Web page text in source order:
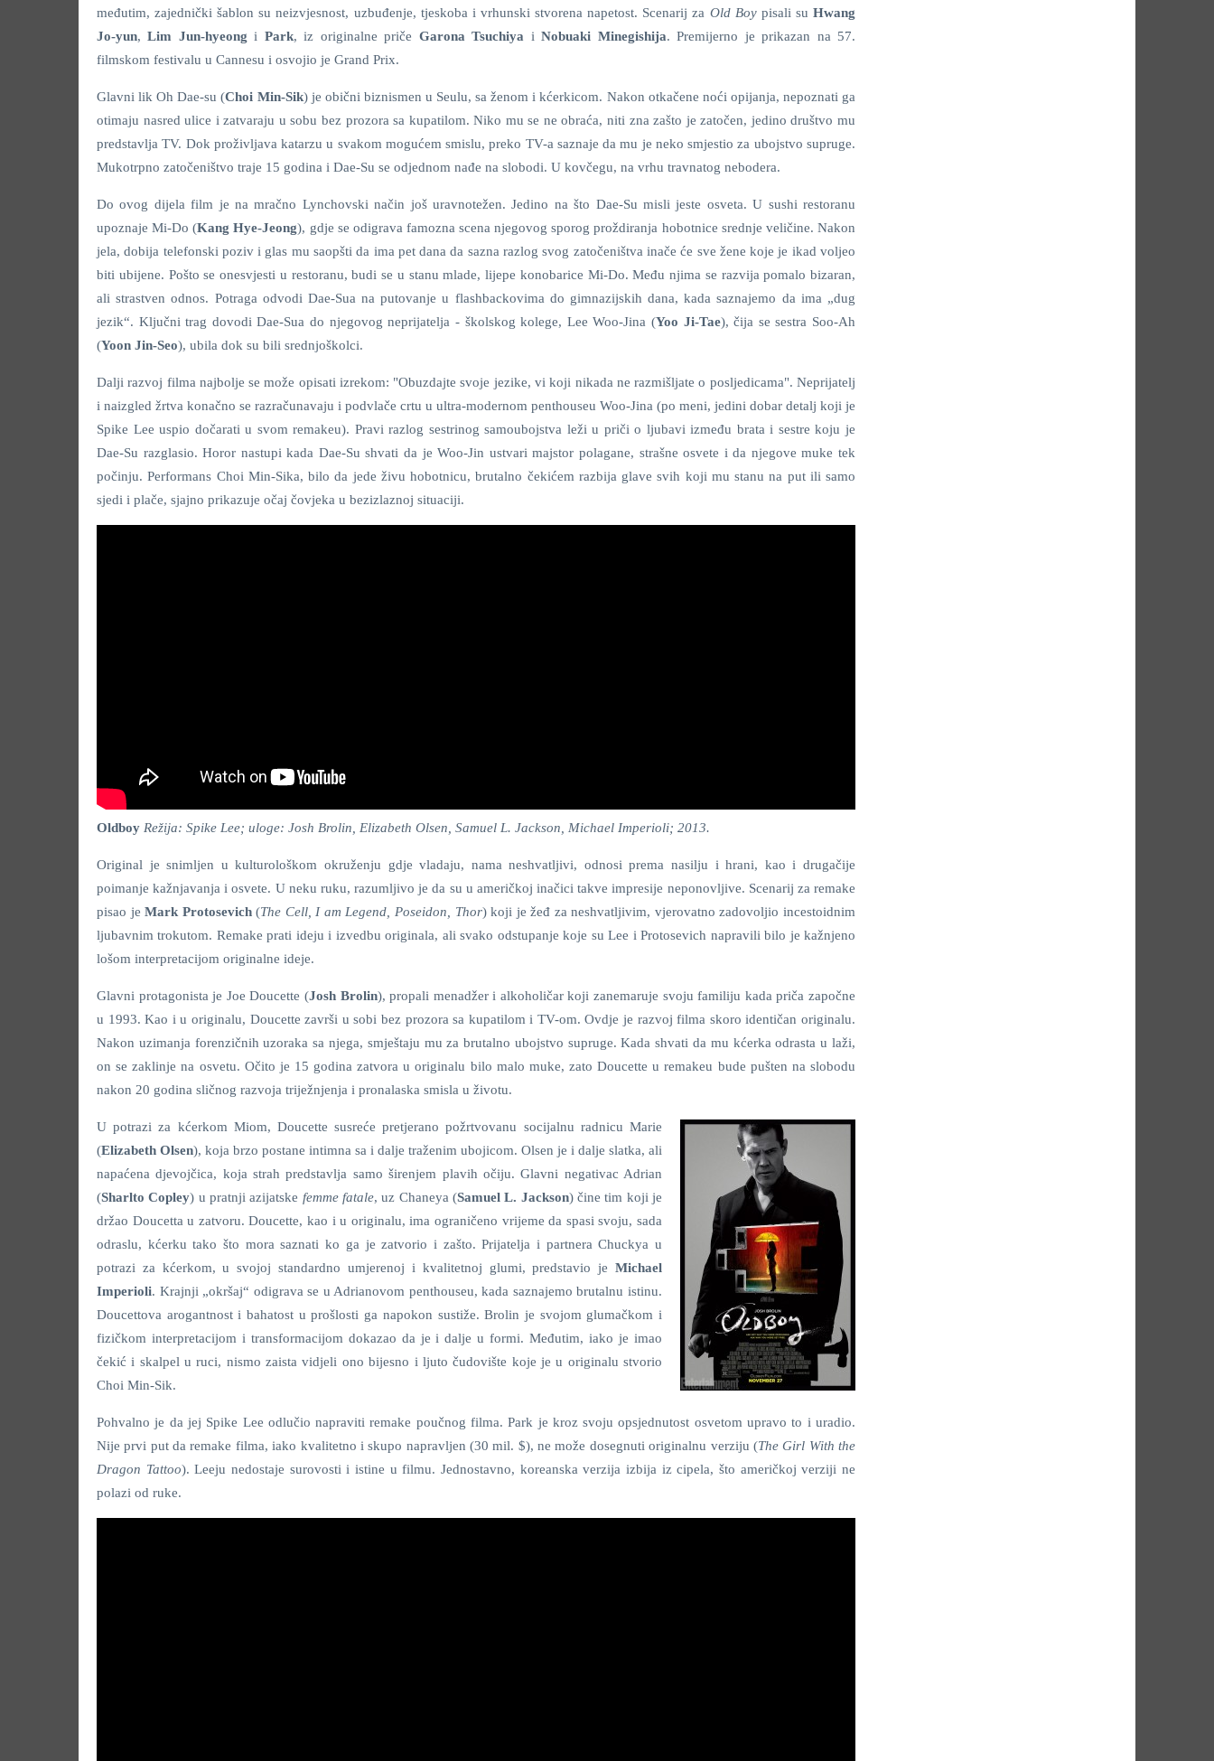
međutim, zajednički šablon su neizvjesnost, uzbuđenje, tjeskoba i vrhunski stvorena napetost. Scenarij za Old Boypisali suHwang
Jo-yun,Lim Jun-hyeong i Park, iz originalne priče Garona Tsuchiya iNobuaki Minegishija. Premijerno je prikazan na 57.
filmskom festivalu u Cannesu i osvojio je Grand Prix.
Glavni lik Oh Dae-su (Choi Min-Sik) je obični biznismen u Seulu, sa ženom i kćerkicom. Nakon otkačene noći opijanja, nepoznati ga
otimaju nasred ulice i zatvaraju u sobu bez prozora sa kupatilom. Niko mu se ne obraća, niti zna zašto je zatočen, jedino društvo mu
predstavlja TV. Dok proživljava katarzu u svakom mogućem smislu, preko TV-a saznaje da mu je neko smjestio za ubojstvo supruge.
Mukotrpno zatočeništvo traje 15 godina i Dae-Su se odjednom nađe na slobodi. U kovčegu, na vrhu travnatog nebodera.
Do ovog dijela film je na mračno Lynchovski način još uravnotežen. Jedino na što Dae-Su misli jeste osveta. U sushi restoranu
upoznaje Mi-Do (Kang Hye-Jeong), gdje se odigrava famozna scena njegovog sporog proždiranja hobotnice srednje veličine. Nakon
jela, dobija telefonski poziv i glas mu saopšti da ima pet dana da sazna razlog svog zatočeništva inače će sve žene koje je ikad voljeo
biti ubijene. Pošto se onesvjesti u restoranu, budi se u stanu mlade, lijepe konobarice Mi-Do. Među njima se razvija pomalo bizaran,
ali strastven odnos. Potraga odvodi Dae-Sua na putovanje u flashbackovima do gimnazijskih dana, kada saznajemo da ima „dug
jezik“. Ključni trag dovodi Dae-Sua do njegovog neprijatelja - školskog kolege, Lee Woo-Jina (Yoo Ji-Tae), čija se sestra Soo-Ah
(Yoon Jin-Seo), ubila dok su bili srednjoškolci.
Dalji razvoj filma najbolje se može opisati izrekom: "Obuzdajte svoje jezike, vi koji nikada ne razmišljate o posljedicama". Neprijatelj
i naizgled žrtva konačno se razračunavaju i podvlače crtu u ultra-modernom penthouseu Woo-Jina (po meni, jedini dobar detalj koji je
Spike Lee uspio dočarati u svom remakeu). Pravi razlog sestrinog samoubojstva leži u priči o ljubavi između brata i sestre koju je
Dae-Su razglasio. Horor nastupi kada Dae-Su shvati da je Woo-Jin ustvari majstor polagane, strašne osvete i da njegove muke tek
počinju. Performans Choi Min-Sika, bilo da jede živu hobotnicu, brutalno čekićem razbija glave svih koji mu stanu na put ili samo
sjedi i plače, sjajno prikazuje očaj čovjeka u bezizlaznoj situaciji.
Oldboy Režija: Spike Lee; uloge: Josh Brolin, Elizabeth Olsen, Samuel L. Jackson, Michael Imperioli; 2013.
Original je snimljen u kulturološkom okruženju gdje vladaju, nama neshvatljivi, odnosi prema nasilju i hrani, kao i drugačije
poimanje kažnjavanja i osvete. U neku ruku, razumljivo je da su u američkoj inačici takve impresije neponovljive. Scenarij za remake
pisao jeMark Protosevich(The Cell, I am Legend, Poseidon, Thor) koji je žeđ za neshvatljivim, vjerovatno zadovoljio incestoidnim
ljubavnim trokutom. Remake prati ideju i izvedbu originala, ali svako odstupanje koje su Lee i Protosevich napravili bilo je kažnjeno
lošom interpretacijom originalne ideje.
Glavni protagonista je Joe Doucette (Josh Brolin), propali menadžer i alkoholičar koji zanemaruje svoju familiju kada priča započne
u 1993. Kao i u originalu, Doucette završi u sobi bez prozora sa kupatilom i TV-om. Ovdje je razvoj filma skoro identičan originalu.
Nakon uzimanja forenzičnih uzoraka sa njega, smještaju mu za brutalno ubojstvo supruge. Kada shvati da mu kćerka odrasta u laži,
on se zaklinje na osvetu. Očito je 15 godina zatvora u originalu bilo malo muke, zato Doucette u remakeu bude pušten na slobodu
nakon 20 godina sličnog razvoja triježnjenja i pronalaska smisla u životu.
U potrazi za kćerkom Miom, Doucette susreće pretjerano požrtvovanu socijalnu radnicu Marie
(Elizabeth Olsen), koja brzo postane intimna sa i dalje traženim ubojicom. Olsen je i dalje slatka, ali
napaćena djevojčica, koja strah predstavlja samo širenjem plavih očiju. Glavni negativac Adrian
(Sharlto Copley) u pratnji azijatske femme fatale, uz Chaneya (Samuel L. Jackson) čine tim koji je
držao Doucetta u zatvoru. Doucette, kao i u originalu, ima ograničeno vrijeme da spasi svoju, sada
odraslu, kćerku tako što mora saznati ko ga je zatvorio i zašto. Prijatelja i partnera Chuckya u
potrazi za kćerkom, u svojoj standardno umjerenoj i kvalitetnoj glumi, predstavio je Michael
Imperioli. Krajnji „okršaj“ odigrava se u Adrianovom penthouseu, kada saznajemo brutalnu istinu.
Doucettova arogantnost i bahatost u prošlosti ga napokon sustiže. Brolin je svojom glumačkom i
fizičkom interpretacijom i transformacijom dokazao da je i dalje u formi. Međutim, iako je imao
čekić i skalpel u ruci, nismo zaista vidjeli ono bijesno i ljuto čudovište koje je u originalu stvorio
Choi Min-Sik.
Pohvalno je da jej Spike Lee odlučio napraviti remake poučnog filma. Park je kroz svoju opsjednutost osvetom upravo to i uradio.
Nije prvi put da remake filma, iako kvalitetno i skupo napravljen (30 mil. $), ne može dosegnuti originalnu verziju (The Girl With the
Dragon Tattoo). Leeju nedostaje surovosti i istine u filmu. Jednostavno, koreanska verzija izbija iz cipela, što američkoj verziji ne
polazi od ruke.